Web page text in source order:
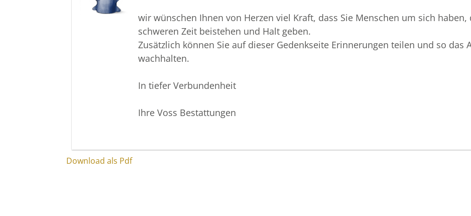
wir wünschen Ihnen von Herzen viel Kraft, dass Sie Menschen um sich
schweren Zeit beistehen und Halt geben.
Zusätzlich können Sie auf dieser Gedenkseite Erinnerungen teilen und so das
wachhalten.
In tiefer Verbundenheit
Ihre Voss Bestattungen
Download als Pdf